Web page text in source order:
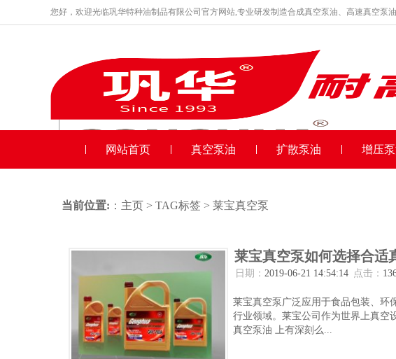
您好，欢迎光临巩华特种油制品有限公司官方网站,专业研发制造合成真空泵油、高速真空泵
网站首页 真空泵油 扩散泵油 增压
当前位置: ： 主页 > TAG标签 > 莱宝真空泵
莱宝真空泵如何选择合适
日期： 2019-06-21 14:54:14 点击：
莱宝真空泵广泛应用于食品包装、环
行业领域。莱宝公司作为世界上真空
真空泵油 上有深刻么...